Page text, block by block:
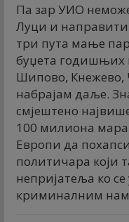
Па зар УИО
Луци и направити
три пута мање
буџета годишњих
Шипово, Кнежево,
набрајам даље.
смјештено
100 милиона
Европи да
политичара који
непријатеља ко
криминалним